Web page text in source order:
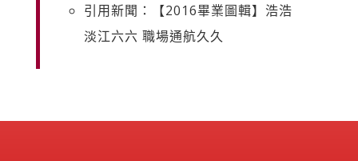
引用新聞：【2016畢業圖輯】浩浩
淡江六六 職場通航久久